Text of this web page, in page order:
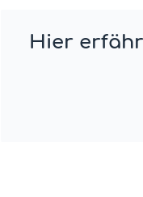
Hier